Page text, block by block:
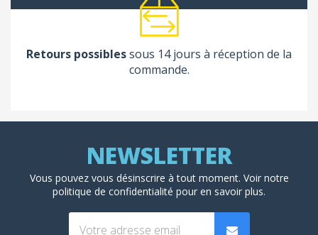
Retours possiblessous 14 jours à réception de la
commande.
Vous pouvez vous désinscrire à tout moment. Voir notre
politique de confidentialité pour en savoir plus.